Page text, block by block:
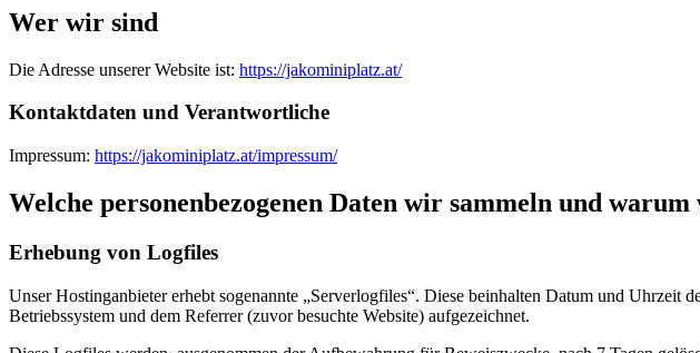
Wer wir sind
Die Adresse unserer Website ist: https://jakominiplatz.at/
Kontaktdaten und Verantwortliche
Impressum: https://jakominiplatz.at/impressum/
Welche personenbezogenen Daten wir sammeln und
Erhebung von Logfiles
Unser Hostinganbieter erhebt sogenannte „Serverlogfiles“. Diese beinhalten Datum und
Betriebssystem und dem Referrer (zuvor besuchte Website) aufgezeichnet.